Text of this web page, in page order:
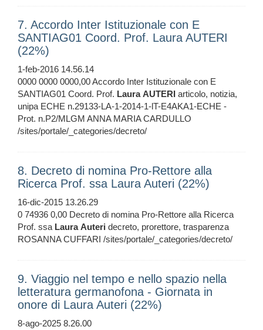
7. Accordo Inter Istituzionale con E
SANTIAG01 Coord. Prof. Laura AUTERI
(22%)
1-feb-2016 14.56.14
0000 0000 0000,00 Accordo Inter Istituzionale con E
SANTIAG01 Coord. Prof. Laura AUTERI articolo, notizia,
unipa ECHE n.29133-LA-1-2014-1-lT-E4AKA1-ECHE -
Prot. n.P2/MLGM ANNA MARIA CARDULLO
/sites/portale/_categories/decreto/
8. Decreto di nomina Pro-Rettore alla
Ricerca Prof. ssa Laura Auteri (22%)
16-dic-2015 13.26.29
0 74936 0,00 Decreto di nomina Pro-Rettore alla Ricerca
Prof. ssa Laura Auteri decreto, prorettore, trasparenza
ROSANNA CUFFARI /sites/portale/_categories/decreto/
9. Viaggio nel tempo e nello spazio nella
letteratura germanofona - Giornata in
onore di Laura Auteri (22%)
8-ago-2025 8.26.00